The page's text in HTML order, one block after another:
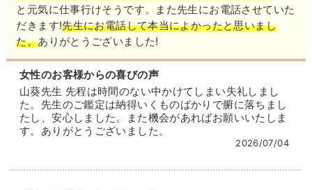
カードの結果は、未来を決めつけるものではありませ
ん。
「あなたがどんな選択をするかを助けてくれる道標」
だと私は信じています。
不安を一方的にあおるような鑑定ではなく、
お客様が心の底で本当に望んでいることに、そっと手
を伸ばしていけるような鑑定を目指しています。
・したかったこと
・わかってほしかったこと
等など
言動や行動の裏に秘められていた本心が温かいお言葉
で紡ぎ出される様子は「運命の再解釈」と言っても過
言ではありません。
本来通じ合っているはずのお2人だと感じ取るからこ
そ、行き違いの元になっているものを細やかに取り除
いていってくださいます。
と元気に仕事行けそうです。また先生にお電話させていた
だきます!先生にお電話して本当によかったと思いまし
た。ありがとうございました!
女性のお客様からの喜びの声
山葵先生 先程は時間のない中かけてしまい失礼しまし
た。先生のご鑑定は納得いくものばかりで腑に落ちまし
たし、安心しました。また機会があればお願いいたしま
す。ありがとうございました。
2026/07/04